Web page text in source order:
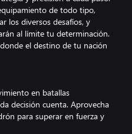
de todo tipo,
los diversos desafíos, y
al límite tu determinación.
el destino de tu nación
en batallas
decisión cuenta. Aprovecha
para superar en fuerza y